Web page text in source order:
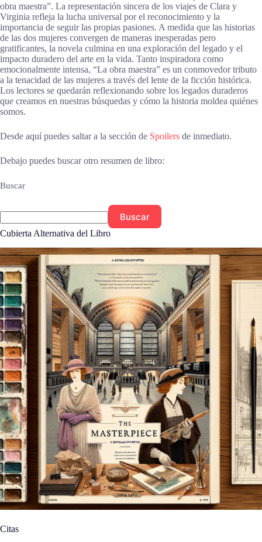
obra maestra”. La representación sincera de los viajes de Clara y
Virginia refleja la lucha universal por el reconocimiento y la
importancia de seguir las propias pasiones. A medida que las historias
de las dos mujeres convergen de maneras inesperadas pero
gratificantes, la novela culmina en una exploración del legado y el
impacto duradero del arte en la vida. Tanto inspiradora como
emocionalmente intensa, “La obra maestra” es un conmovedor tributo
a la tenacidad de las mujeres a través del lente de la ficción histórica.
Los lectores se quedarán reflexionando sobre los legados duraderos
que creamos en nuestras búsquedas y cómo la historia moldea quiénes
somos.
Desde aquí puedes saltar a la sección de Spoilers de inmediato.
Debajo puedes buscar otro resumen de libro:
Buscar
Buscar
Cubierta Alternativa del Libro
Citas